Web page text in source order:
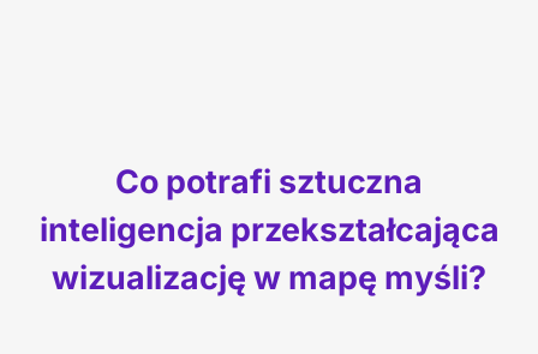
Co potrafi sztuczna
inteligencja przekształcająca
wizualizację w mapę myśli?